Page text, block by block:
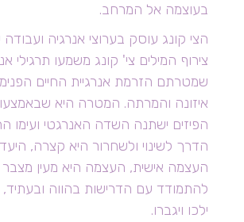
בעוצמה אל המרחב.
הצי קונג עוסק בערוצי אנרגיה
צירוף המילים צי' קונג משמעו תרגילי
שמטרתם הזרמת אנרגיית החיים
איזונה והמרתה. המטרה היא
הפיזים ישתנה השדה האנרגטי ועימו
הדרך לשינוי ולשחרור היא קצרה,
העצמה אישית, העצמה היא מעין מצבר
להתמודד עם הדרישות בהווה
ילכו ויגברו.